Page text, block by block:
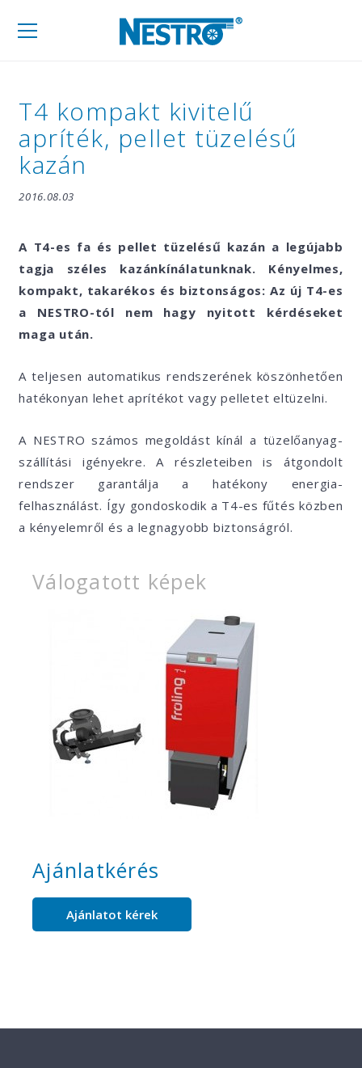
Mobil
T4 kompakt kivitelű
apríték, pellet tüzelésű
kazán
2016.08.03
A T4-es fa és pellet tüzelésű kazán a legújabb
tagja széles kazánkínálatunknak. Kényelmes,
kompakt, takarékos és biztonságos: Az új T4-es
a NESTRO-tól nem hagy nyitott kérdéseket
maga után.
A teljesen automatikus rendszerének köszönhetően
hatékonyan lehet aprítékot vagy pelletet eltüzelni.
A NESTRO számos megoldást kínál a tüzelőanyag-
szállítási igényekre. A részleteiben is átgondolt
rendszer garantálja a hatékony energia-
felhasználást. Így gondoskodik a T4-es fűtés közben
a kényelemről és a legnagyobb biztonságról.
Válogatott képek
Ajánlatkérés
Ajánlatot kérek